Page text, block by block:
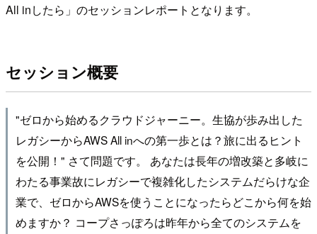
All inしたら」のセッションレポートとなります。
セッション概要
"ゼロから始めるクラウドジャーニー。生協が歩み出した
レガシーからAWS All inへの第一歩とは？旅に出るヒント
を公開！" さて問題です。 あなたは長年の増改築と多岐に
わたる事業故にレガシーで複雑化したシステムだらけな企
業で、ゼロからAWSを使うことになったらどこから何を始
めますか？ コープさっぽろは昨年から全てのシステムを